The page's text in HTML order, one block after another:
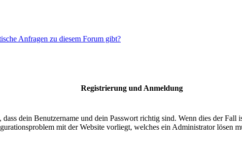
Anfragen zu diesem Forum gibt?
Registrierung und Anmeldung
dein Benutzername und dein Passwort richtig sind. Wenn dies der
mit der Website vorliegt, welches ein Administrator lösen